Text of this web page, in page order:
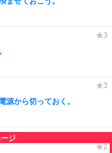
源から切っておく。